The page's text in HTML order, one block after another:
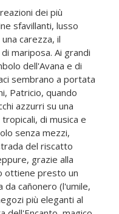
dei più
sfavillanti, lusso
carezza, il
mariposa. Ai grandi
dell'Avana e di
sembrano a portata
Patricio, quando
azzurri su una
di musica e
senza mezzi,
del riscatto
grazie alla
ottiene presto un
cañonero (l'umile,
più eleganti al